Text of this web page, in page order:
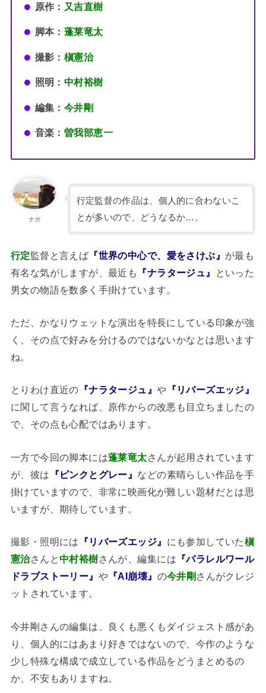
原作： 又吉直樹
脚本： 蓬莱竜太
撮影： 槇憲治
照明： 中村裕樹
編集： 今井剛
音楽： 曽我部恵一
ナガ
行定監督の作品は、個人的に合わないこ
とが多いので、どうなるか…。
行定監督と言えば 『世界の中心で、愛をさけぶ』 が最も
有名な気がしますが、最近も
『ナラタージュ』
といった
男女の物語を数多く手掛けています。
ただ、かなりウェットな演出を特長にしている印象が強
く、その点で好みを分けるのではないかなとは思います
ね。
とりわけ直近の 『ナラタージュ』や 『リバーズエッジ』
に関して言うなれば、原作からの改悪も目立ちましたの
で、その点も心配ではあります。
一方で今回の脚本には蓬莱竜太さんが起用されています
が、彼は 『ピンクとグレー』 などの素晴らしい作品を手
掛けていますので、非常に映画化が難しい題材だとは思
いますが、期待しています。
撮影・照明には 『リバーズエッジ』 にも参加していた槇
憲治さんと中村裕樹さんが、編集には 『パラレルワール
ドラブストーリー』 や 『AI崩壊』 の今井剛 さんがクレジ
ットされています。
今井剛さんの編集は、良くも悪くもダイジェスト感があ
り、個人的にはあまり好きではないので、今作のような
少し特殊な構成で成立している作品をどうまとめるの
か、不安もありますね。